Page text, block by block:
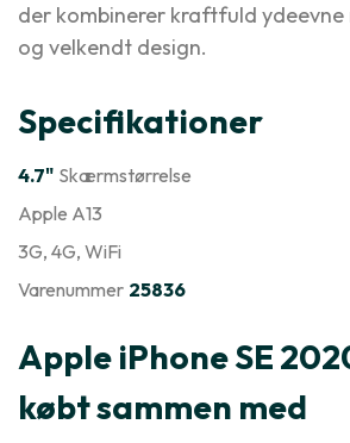
der kombinerer kraftfuld
og velkendt design.
Specifikationer
4.7" Skærmstørrelse
Apple A13
3G, 4G, WiFi
Varenummer 25836
Apple iPhone SE
købt sammen med